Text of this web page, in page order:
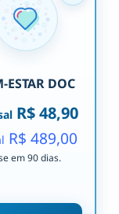
ESTAR DOC
R$ 48,90
R$ 489,00
em 90 dias.